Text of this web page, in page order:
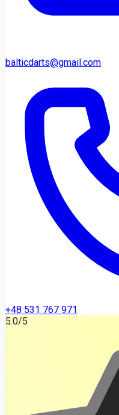
balticdarts@gmail.com
+48 531 767 971
5.0/5